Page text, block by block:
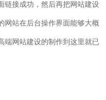
链接成功，然后再把网站建设
网站在后台操作界面能够大概
端网站建设的制作到这里就已